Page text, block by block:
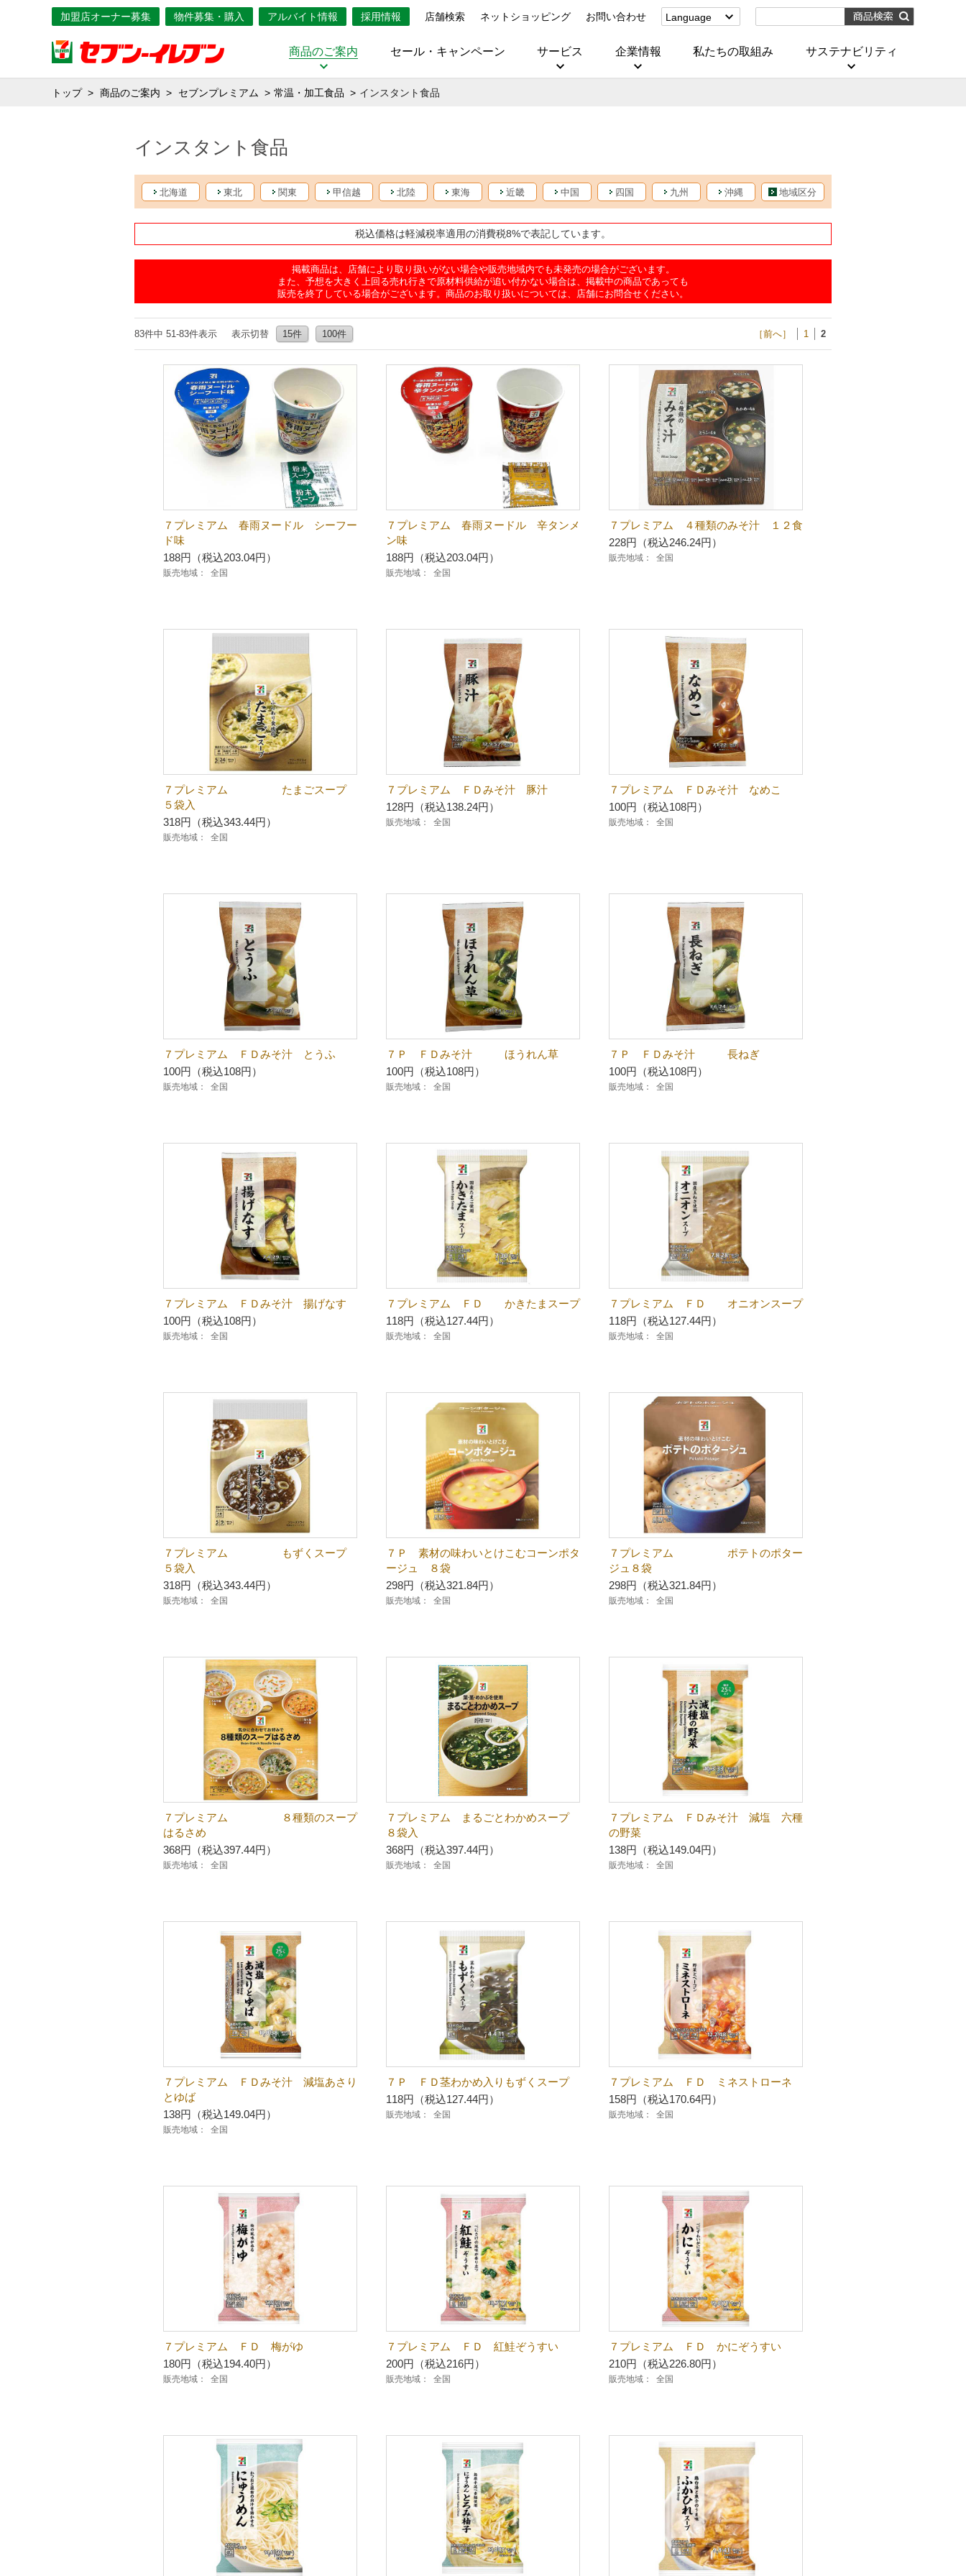
加盟店オーナー募集 物件募集・購入 アルバイト情報 採用情報 店舗検索 ネットショッピング お問い合わせ
Language
(Corporate)
(บริการ)
商品のご案内 セール・キャンペーン サービス 企業情報 私たちの取組み サステナビリティ
トップ 商品のご案内 セブンプレミアム 常温・加工食品 インスタント食品
インスタント食品
北海道 東北 関東 甲信越 北陸 東海 近畿 中国 四国 九州 沖縄 地域区分
税込価格は軽減税率適用の消費税8%で表記しています。
掲載商品は、店舗により取り扱いがない場合や販売地域内でも未発売の場合がございます。
また、予想を大きく上回る売れ行きで原材料供給が追い付かない場合は、掲載中の商品であっても
販売を終了している場合がございます。商品のお取り扱いについては、店舗にお問合せください。
83件中 51-83件表示 表示切替 15件 100件 ［前へ］ 1 2
７プレミアム 春雨ヌードル シーフー
ド味
188円（税込203.04円）
販売地域： 全国
７プレミアム 春雨ヌードル 辛タンメ
ン味
188円（税込203.04円）
販売地域： 全国
７プレミアム ４種類のみそ汁 １２食
228円（税込246.24円）
販売地域： 全国
７プレミアム たまごスープ
５袋入
318円（税込343.44円）
販売地域： 全国
７プレミアム ＦＤみそ汁 豚汁
128円（税込138.24円）
販売地域： 全国
７プレミアム ＦＤみそ汁 なめこ
100円（税込108円）
販売地域： 全国
７プレミアム ＦＤみそ汁 とうふ
100円（税込108円）
販売地域： 全国
７Ｐ ＦＤみそ汁 ほうれん草
100円（税込108円）
販売地域： 全国
７Ｐ ＦＤみそ汁 長ねぎ
100円（税込108円）
販売地域： 全国
７プレミアム ＦＤみそ汁 揚げなす
100円（税込108円）
販売地域： 全国
７プレミアム ＦＤ かきたまスープ
118円（税込127.44円）
販売地域： 全国
７プレミアム ＦＤ オニオンスープ
118円（税込127.44円）
販売地域： 全国
７プレミアム もずくスープ
５袋入
318円（税込343.44円）
販売地域： 全国
７Ｐ 素材の味わいとけこむコーンポタ
ージュ ８袋
298円（税込321.84円）
販売地域： 全国
７プレミアム ポテトのポター
ジュ８袋
298円（税込321.84円）
販売地域： 全国
７プレミアム ８種類のスープ
はるさめ
368円（税込397.44円）
販売地域： 全国
７プレミアム まるごとわかめスープ
８袋入
368円（税込397.44円）
販売地域： 全国
７プレミアム ＦＤみそ汁 減塩 六種
の野菜
138円（税込149.04円）
販売地域： 全国
７プレミアム ＦＤみそ汁 減塩あさり
とゆば
138円（税込149.04円）
販売地域： 全国
７Ｐ ＦＤ茎わかめ入りもずくスープ
118円（税込127.44円）
販売地域： 全国
７プレミアム ＦＤ ミネストローネ
158円（税込170.64円）
販売地域： 全国
７プレミアム ＦＤ 梅がゆ
180円（税込194.40円）
販売地域： 全国
７プレミアム ＦＤ 紅鮭ぞうすい
200円（税込216円）
販売地域： 全国
７プレミアム ＦＤ かにぞうすい
210円（税込226.80円）
販売地域： 全国